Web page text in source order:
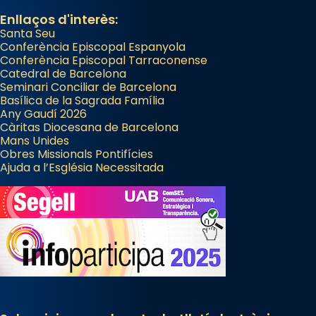
apòstol màrtir, decapitat a Jerusalem per
Herodes Agripa (vers l'any 44).
Patró de Galícia, després de les invasions
musulmanes fou venerat com a patró dels
Regnes castellans i més tard de tota
Espanya.
El seu sepulcre a Compostela fou un gran
centre de peregrinacions medievals de tot
el món cristià, després de Roma i terra
Santa.
«A Raïms de Sant Jaume, raïms aigualits;
raïms de setembre te'n llepes els dits»,
segons una dita popular.
Photo
Enllaços d'interès:
Santa Seu
Conferència Episcopal Espanyola
Conferència Episcopal Tarraconense
Catedral de Barcelona
Seminari Conciliar de Barcelona
Basílica de la Sagrada Família
Any Gaudí 2026
Càritas Diocesana de Barcelona
Mans Unides
Obres Missionals Pontifícies
Ajuda a l’Església Necessitada